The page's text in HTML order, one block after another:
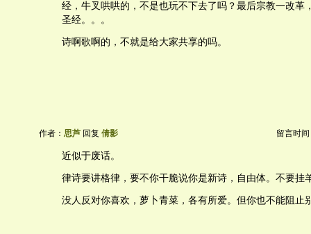
经，牛叉哄哄的，不是也玩不下去了吗？最后宗教一改革
圣经。。。
诗啊歌啊的，不就是给大家共享的吗。
作者： 思芦 回复 倩影 留言时间
近似于废话。
律诗要讲格律，要不你干脆说你是新诗，自由体。不要挂
没人反对你喜欢，萝卜青菜，各有所爱。但你也不能阻止